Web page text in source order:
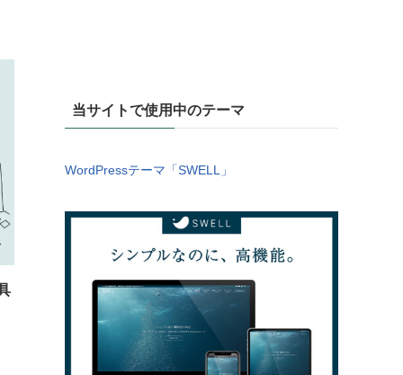
当サイトで使用中のテーマ
WordPressテーマ「SWELL」